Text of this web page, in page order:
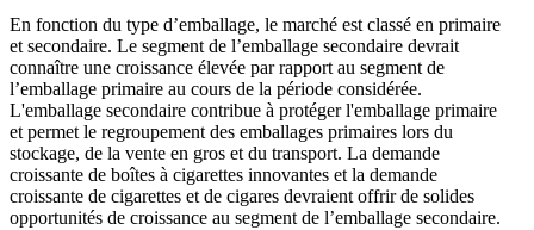
En fonction du type d’emballage, le marché est classé en primaire
et secondaire. Le segment de l’emballage secondaire devrait
connaître une croissance élevée par rapport au segment de
l’emballage primaire au cours de la période considérée.
L'emballage secondaire contribue à protéger l'emballage primaire
et permet le regroupement des emballages primaires lors du
stockage, de la vente en gros et du transport. La demande
croissante de boîtes à cigarettes innovantes et la demande
croissante de cigarettes et de cigares devraient offrir de solides
opportunités de croissance au segment de l’emballage secondaire.